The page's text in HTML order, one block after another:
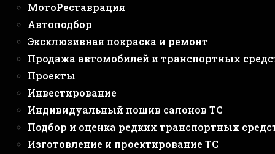
МотоРеставрация
Автоподбор
Эксклюзивная покраска и ремонт
Продажа автомобилей и транспортных
Проекты
Инвестирование
Индивидуальный пошив салонов ТС
Подбор и оценка редких транспортных
Изготовление и проектирование ТС